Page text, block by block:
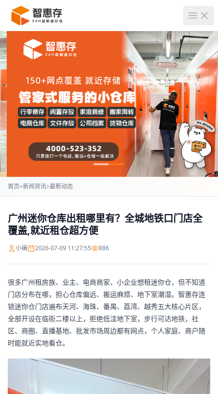
菜单
首页>新闻资讯>最新动态
广州迷你仓库出租哪里有？全城地铁口门店全
覆盖,就近租仓超方便
小编 2026-07-09 11:27:55 886
很多广州租房族、业主、电商商家、小企业想租迷你仓，但不知道
门店分布在哪，担心仓库偏远、搬运麻烦、地下室潮湿。智惠存连
锁迷你仓门店遍布天河、海珠、番禺、荔湾、越秀五大核心片区，
全部开设在临街二楼以上，拒绝低洼地下室，步行可达地铁，社
区、商圈、直播基地、批发市场周边都有网点，个人家庭、商户随
时能就近实地看仓。